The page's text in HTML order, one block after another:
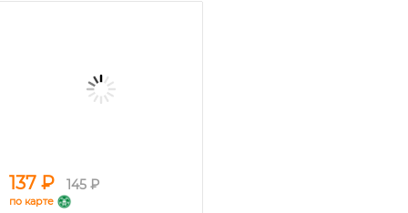
137 ₽ 145 ₽
по карте